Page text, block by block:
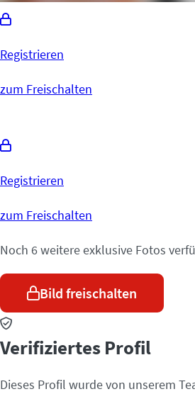
Registrieren
zum Freischalten
Registrieren
zum Freischalten
Noch 6 weitere exklusive Fotos
Bild freischalten
Verifiziertes Profil
Dieses Profil wurde von unserem